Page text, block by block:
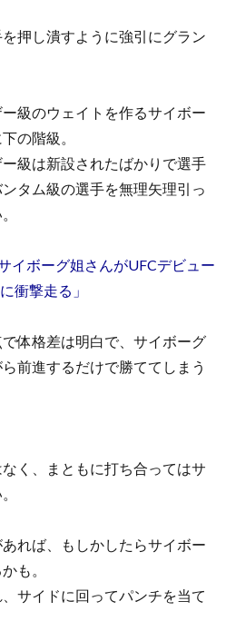
押し潰すように強引にグラン
級のウェイトを作るサイボー
の階級。
級は新設されたばかりで選手
タム級の選手を無理矢理引っ
イボーグ姐さんがUFCデビュー
衝撃走る」
体格差は明白で、サイボーグ
前進するだけで勝ててしまう
く、まともに打ち合ってはサ
れば、もしかしたらサイボー
も。
サイドに回ってパンチを当て